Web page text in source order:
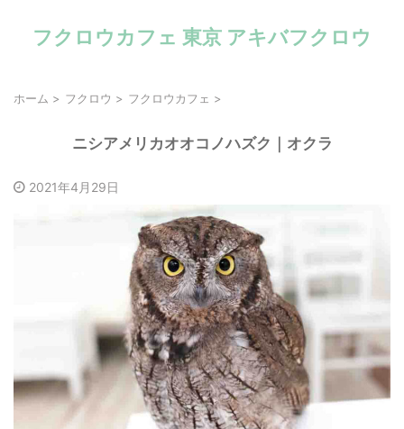
フクロウカフェ 東京 アキバフクロウ
ホーム > フクロウ > フクロウカフェ >
ニシアメリカオオコノハズク｜オクラ
2021年4月29日